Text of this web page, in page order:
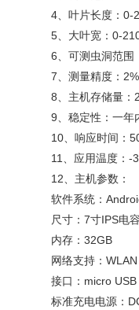
4、叶片长度：0-
5、大叶宽：0-
6、可测虫洞范围
7、测量精度：
8、主机存储量：
9、稳定性：一年
10、响应时间：
11、应用温度：
12、主机参数：
软件系统：
尺寸：7寸IPS电
内存：32GB
网络支持：
接口：micro USB
标准充电电源：